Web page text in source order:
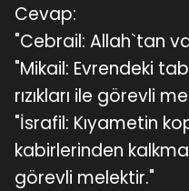
Cevap:
"Cebrail: Allah`tan
"Mikail: Evrendeki
rızıkları ile görevli
"İsrafil: Kıyametin
kabirlerinden
görevli melektir."